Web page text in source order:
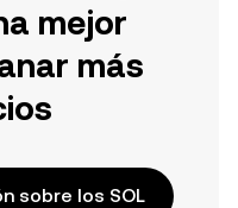
mejor
más
sobre los SOL